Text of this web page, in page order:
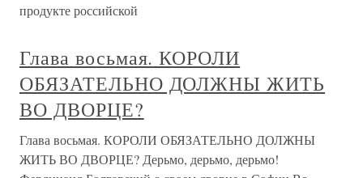
продукте российской
Глава восьмая. КОРОЛИ
ОБЯЗАТЕЛЬНО ДОЛЖНЫ ЖИТЬ
ВО ДВОРЦЕ?
Глава восьмая. КОРОЛИ ОБЯЗАТЕЛЬНО ДОЛЖНЫ
ЖИТЬ ВО ДВОРЦЕ? Дерьмо, дерьмо, дерьмо!